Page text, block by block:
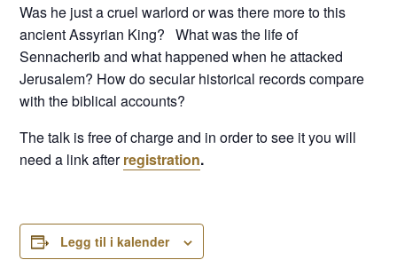
Was he just a cruel warlord or was there more to this
ancient Assyrian King? What was the life of
Sennacherib and what happened when he attacked
Jerusalem? How do secular historical records compare
with the biblical accounts?
The talk is free of charge and in order to see it you will
need a link afterregistration.
Legg til i kalender